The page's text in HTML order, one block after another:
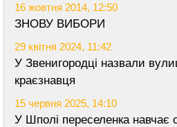
16 жовтня 2014, 12:50
ЗНОВУ ВИБОРИ
29 квітня 2024, 11:42
У Звенигородці назвали
краєзнавця
15 червня 2025, 14:10
У Шполі переселенка навчає